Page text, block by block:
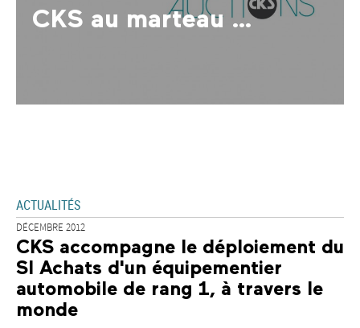
CKS au marteau …
ACTUALITÉS
DÉCEMBRE 2012
CKS accompagne le déploiement du
SI Achats d'un équipementier
automobile de rang 1, à travers le
monde